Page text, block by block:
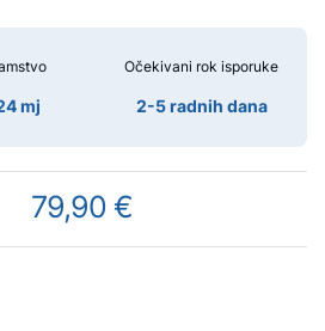
mj
Očekivani rok isporuke
2-5 radnih dana
79,90 €